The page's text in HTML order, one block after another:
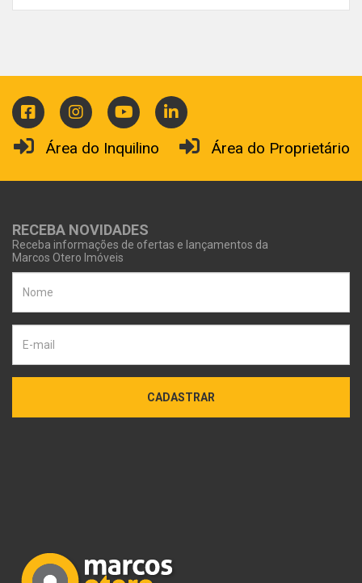
Área do Inquilino Área do Proprietário
RECEBA NOVIDADES
Receba informações de ofertas e lançamentos da
Marcos Otero Imóveis
CADASTRAR